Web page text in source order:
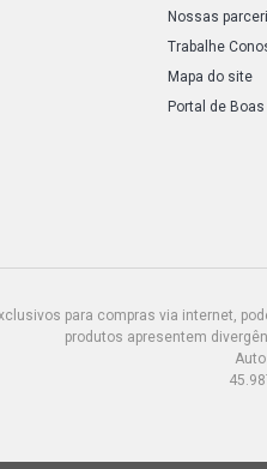
Nossas
Trabalhe
Mapa do site
Portal de
para compras via internet,
produtos apresentem